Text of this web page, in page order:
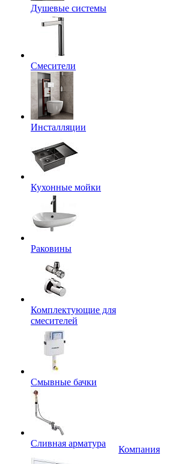
Душевые системы
Смесители
Инсталляции
Кухонные мойки
Раковины
Комплектующие для
смесителей
Смывные бачки
Сливная арматура
Компания